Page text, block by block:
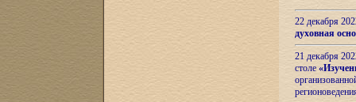
22 декабря
духовная
21 декабря
столе